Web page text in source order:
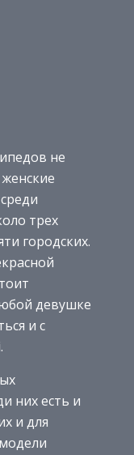
не
трех
городских.
девушке
и с
них есть и
и для